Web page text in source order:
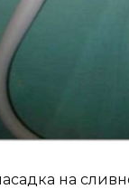
на